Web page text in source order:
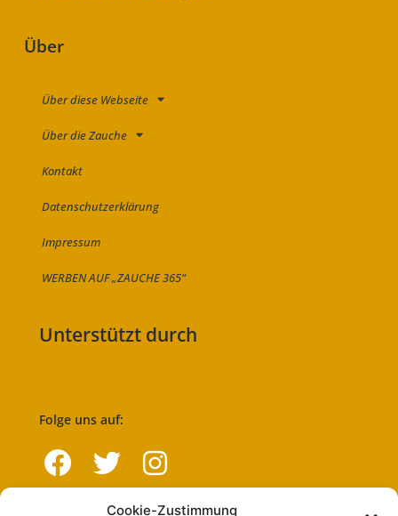
Cookie-Zustimmung
Über
Über diese Webseite
Über die Zauche
Kontakt
Datenschutzerklärung
Impressum
WERBEN AUF „ZAUCHE 365“
Unterstützt durch
Folge uns auf: